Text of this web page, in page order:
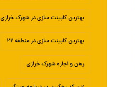
بهترین کابینت سازی در شهرک خرازی
بهترین کابینت سازی در منطقه ۲۲
رهن و اجاره شهرک خرازی